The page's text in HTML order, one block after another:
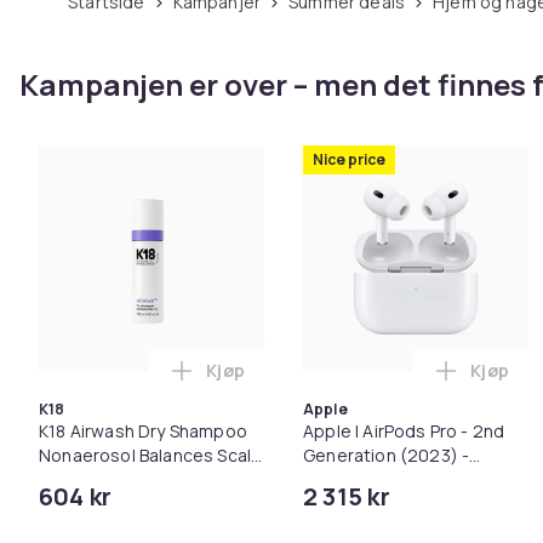
Kampanjen er over – men det
K18
K18 Airwash Dry Shampoo
Nonaerosol Balances Scalp
604 kr
Legg K18 Airwash Dry Shampoo
Kjøp
Nice price
Apple
Apple | AirPods Pro - 2nd
Generation (2023) -
med mikrofon. - aktiv
2 315 kr
Legg
Kjøp